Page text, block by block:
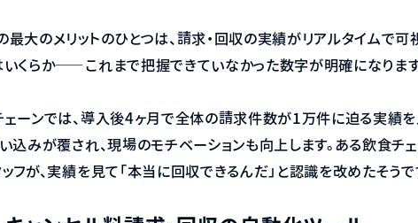
最大のメリットのひとつは、請求・回収の実績がリアルタイムで
いくらか——これまで把握できていなかった数字が明確になります
ェーンでは、導入後4ヶ月で全体の請求件数が1万件に迫る実績を
込みが覆され、現場のモチベーションも向上します。ある飲食チ
フが、実績を見て「本当に回収できるんだ」と認識を改めたそうで